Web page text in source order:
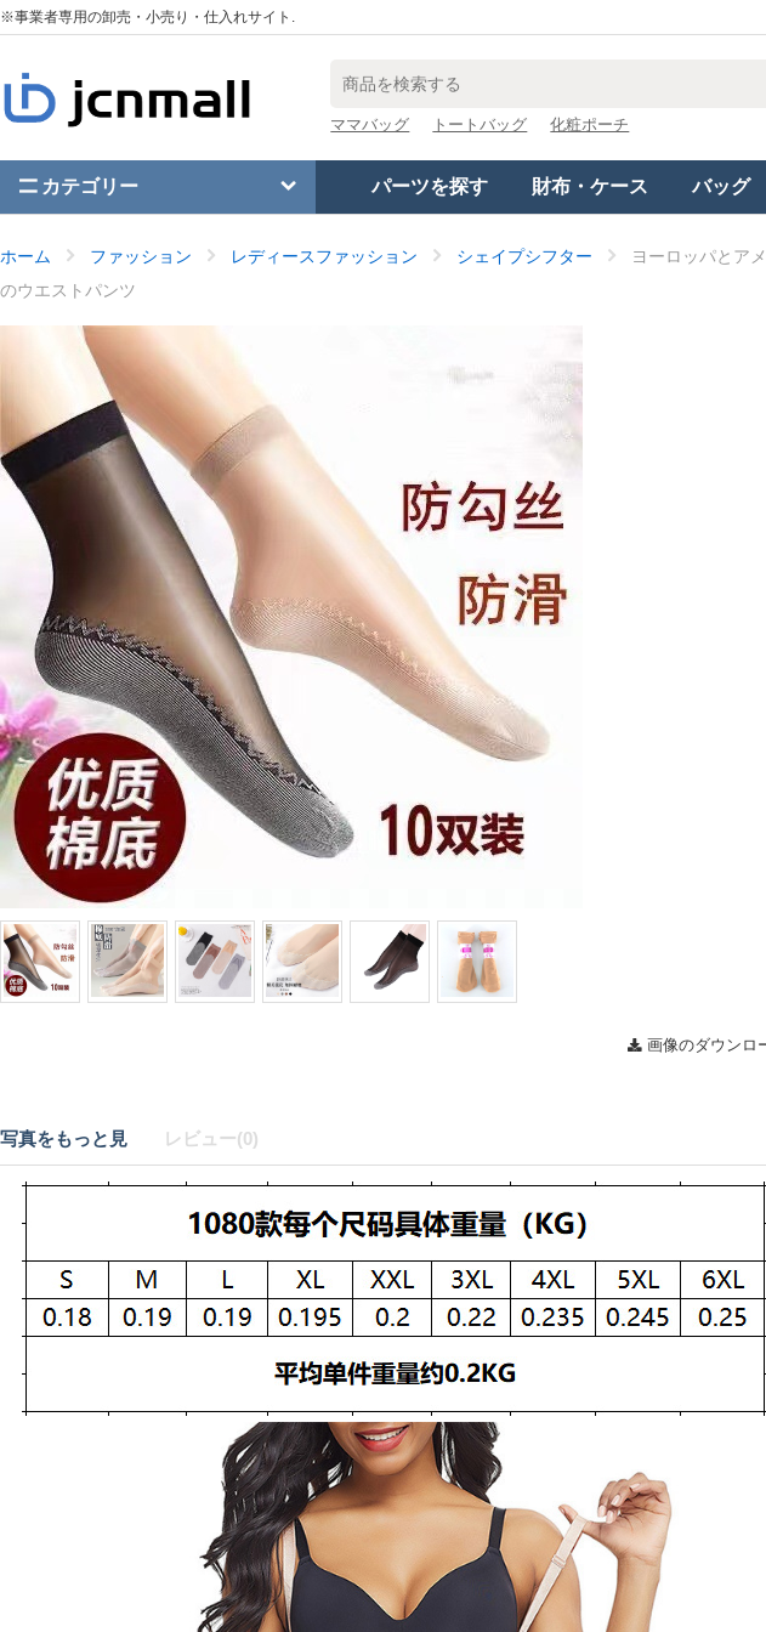
※事業者専用の卸売・小売り・仕入れサイト.
ママバッグ トートバッグ 化粧ポーチ
カテゴリー パーツを探す 財布・ケース バッグ
ホーム ファッション レディースファッション シェイプシフター
ヨーロッパとア
のウエストパンツ
画像のダウンロ
写真をもっと見 レビュー(0)